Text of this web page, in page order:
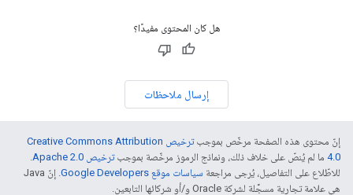
هل كان المحتوى مفيدًا؟
إرسال ملاحظات
إنّ محتوى هذه الصفحة مرخّص بموجب
ترخيص Creative Commons Attribution
4.0‏ ما لم يُنصّ على خلاف ذلك، ونماذج الرموز مرخّصة بموجبترخيص Apache 2.0‏
.
للاطّلاع على التفاصيل، يُرجى مراجعة سياسات موقع Google Developers‏
. إنّ Java
هي علامة تجارية مسجَّلة لشركة Oracle و/أو شركائها التابعين.